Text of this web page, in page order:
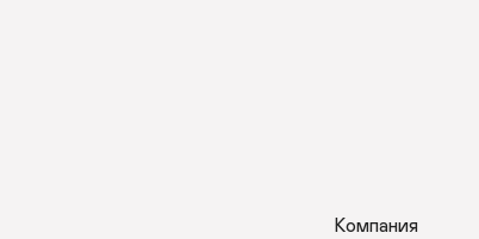
Компания